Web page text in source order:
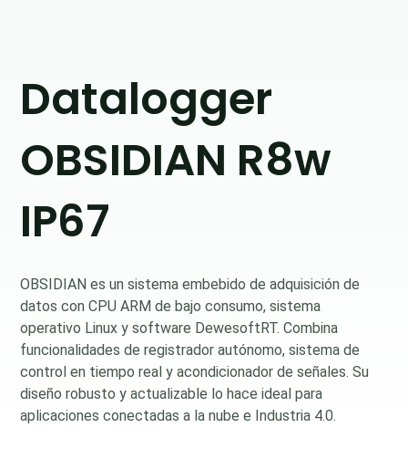
Datalogger
OBSIDIAN R8w
IP67
OBSIDIAN es un sistema embebido de adquisición de
datos con CPU ARM de bajo consumo, sistema
operativo Linux y software DewesoftRT. Combina
funcionalidades de registrador autónomo, sistema de
control en tiempo real y acondicionador de señales. Su
diseño robusto y actualizable lo hace ideal para
aplicaciones conectadas a la nube e Industria 4.0.